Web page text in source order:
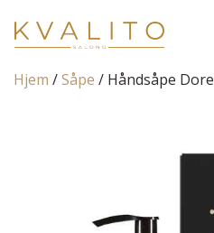
Main Navigation
Hjem /Såpe / Håndsåpe Dore